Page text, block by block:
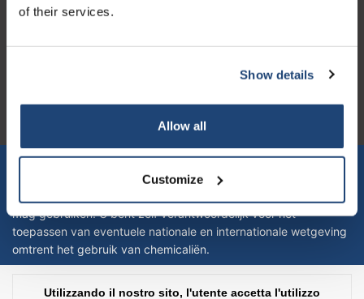
of their services.
Show details
Allow all
Customize
Let op! Op onze productomschrijvingen kunnen geen rechten
verleend worden en zijn enkel ter educatie en/of informatie en
mag gebruiken. U bent zelf verantwoordelijk voor het
toepassen van eventuele nationale en internationale wetgeving
omtrent het gebruik van chemicaliën.
Utilizzando il nostro sito, l'utente accetta l'utilizzo